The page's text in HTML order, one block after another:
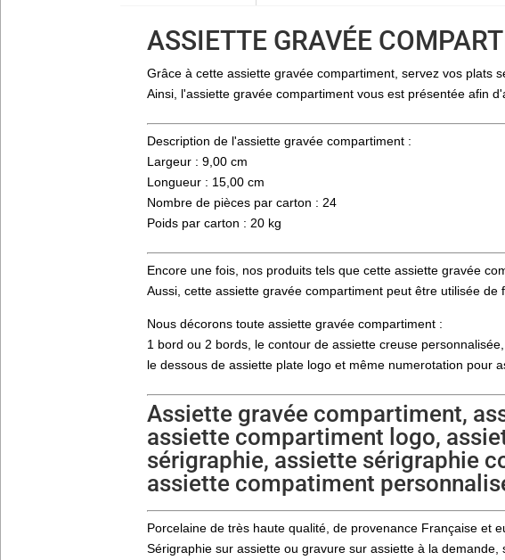
ASSIETTE GRAVÉE
Grâce à cette assiette gravée compartiment, servez vos plats
Ainsi, l'assiette gravée compartiment vous est présentée afin
Description de l'assiette gravée compartiment :
Largeur : 9,00 cm
Longueur : 15,00 cm
Nombre de pièces par carton : 24
Poids par carton : 20 kg
Encore une fois, nos produits tels que cette assiette gravée
Aussi, cette assiette gravée compartiment peut être utilisée
Nous décorons toute assiette gravée compartiment :
1 bord ou 2 bords, le contour de assiette creuse
le dessous de assiette plate logo et même numerotation pour
Assiette gravée compartiment,
assiette compartiment logo,
sérigraphie, assiette sérigraphie
assiette compatiment
Porcelaine de très haute qualité, de provenance Française et
Sérigraphie sur assiette ou gravure sur assiette à la demande,